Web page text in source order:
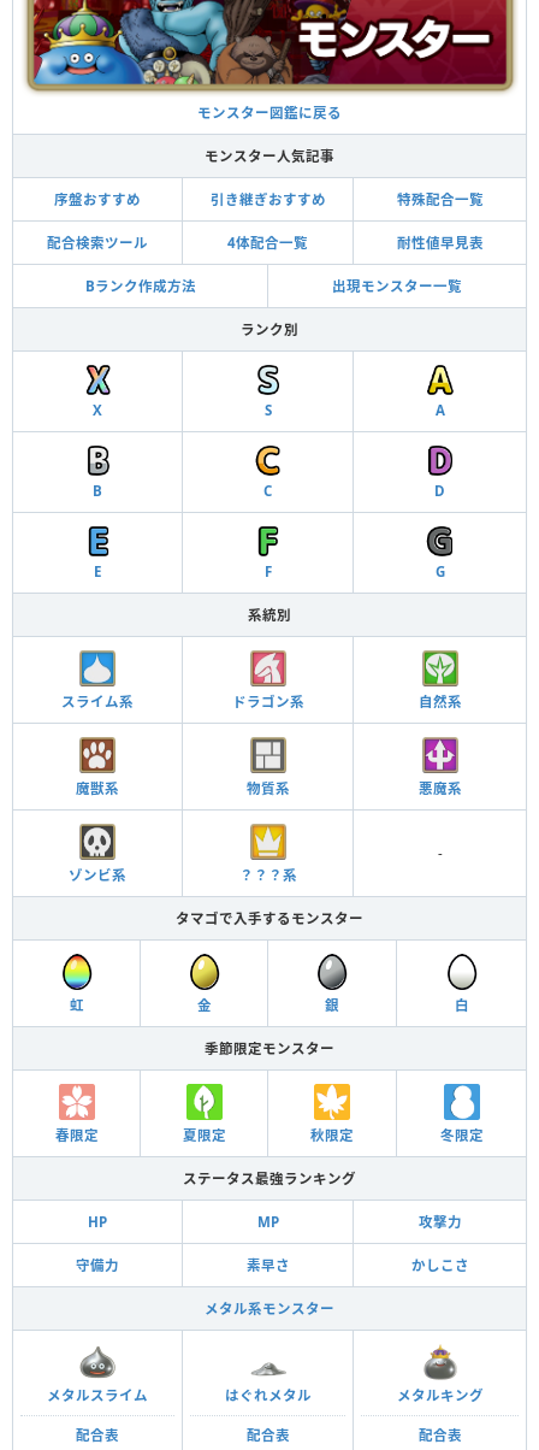
モンスター図鑑に戻る
モンスター人気記事
序盤おすすめ 引き継ぎおすすめ 特殊配合一覧
配合検索ツール 4体配合一覧 耐性値早見表
Bランク作成方法 出現モンスター一覧
ランク別
X S A
B C D
E F G
系統別
スライム系 ドラゴン系 自然系
魔獣系 物質系 悪魔系
ゾンビ系 ？？？系
-
タマゴで入手するモンスター
虹 金 銀 白
季節限定モンスター
春限定 夏限定 秋限定 冬限定
ステータス最強ランキング
HP MP 攻撃力
守備力 素早さ かしこさ
メタル系モンスター
メタルスライム
配合表
はぐれメタル
配合表
メタルキング
配合表